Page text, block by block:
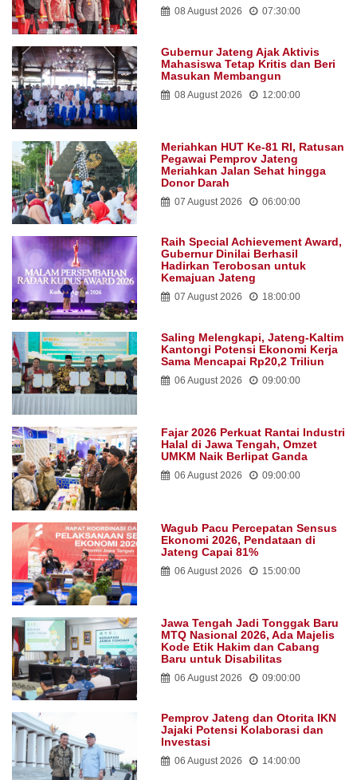
08 August 2026 07:30:00
Gubernur Jateng Ajak Aktivis
Mahasiswa Tetap Kritis dan Beri
Masukan Membangun
08 August 2026 12:00:00
Meriahkan HUT Ke-81 RI, Ratusan
Pegawai Pemprov Jateng
Meriahkan Jalan Sehat hingga
Donor Darah
07 August 2026 06:00:00
Raih Special Achievement Award,
Gubernur Dinilai Berhasil
Hadirkan Terobosan untuk
Kemajuan Jateng
07 August 2026 18:00:00
Saling Melengkapi, Jateng-Kaltim
Kantongi Potensi Ekonomi Kerja
Sama Mencapai Rp20,2 Triliun
06 August 2026 09:00:00
Fajar 2026 Perkuat Rantai Industri
Halal di Jawa Tengah, Omzet
UMKM Naik Berlipat Ganda
06 August 2026 09:00:00
Wagub Pacu Percepatan Sensus
Ekonomi 2026, Pendataan di
Jateng Capai 81%
06 August 2026 15:00:00
Jawa Tengah Jadi Tonggak Baru
MTQ Nasional 2026, Ada Majelis
Kode Etik Hakim dan Cabang
Baru untuk Disabilitas
06 August 2026 09:00:00
Pemprov Jateng dan Otorita IKN
Jajaki Potensi Kolaborasi dan
Investasi
06 August 2026 14:00:00